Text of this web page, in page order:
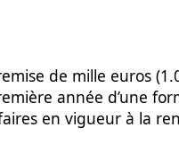
de mille euros
année d’une
en vigueur à la